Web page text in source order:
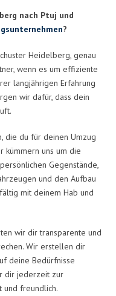
nach Ptuj und
?
Heidelberg, genau
wenn es um effiziente
langjährigen Erfahrung
wir dafür, dass dein
die du für deinen Umzug
kümmern uns um die
Gegenstände,
und den Aufbau
mit deinem Hab und
wir dir transparente und
Wir erstellen dir
deine Bedürfnisse
dir jederzeit zur
und freundlich.